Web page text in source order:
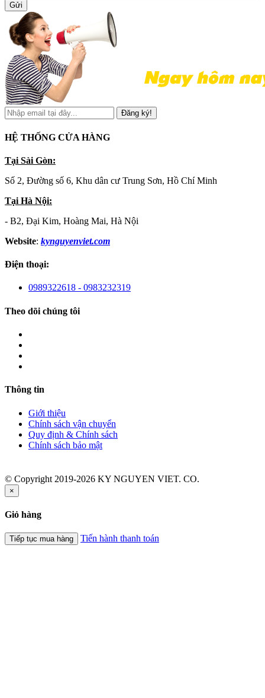
Gửi
Đăng ký!
HỆ THỐNG CỬA HÀNG
Tại Sài Gòn:
Số 2, Đường số 6, Khu dân cư Trung Sơn, Hồ Chí Minh
Tại Hà Nội:
- B2, Đại Kim, Hoàng Mai, Hà Nội
Website: kynguyenviet.com
Điện thoại:
0989322618 - 0983232319
Theo dõi chúng tôi
Thông tin
Giới thiệu
Chính sách vận chuyển
Quy định & Chính sách
Chính sách bảo mật
© Copyright 2019-2026 KY NGUYEN VIET. CO.
×
Giỏ hàng
Tiếp tục mua hàng Tiến hành thanh toán